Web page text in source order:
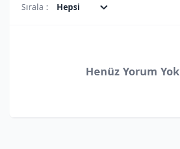
Sırala :
Hepsi
Henüz Yorum Yok